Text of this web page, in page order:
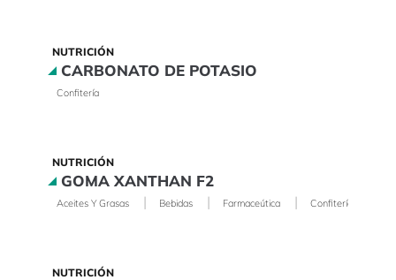
NUTRICIÓN
CARBONATO DE POTASIO
Confitería
NUTRICIÓN
GOMA XANTHAN F2
Aceites Y Grasas | Bebidas | Farmaceútica | Confitería
NUTRICIÓN